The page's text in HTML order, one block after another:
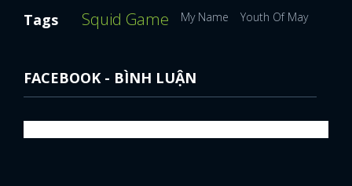
Tags Squid Game My Name Youth Of May
FACEBOOK - BÌNH LUẬN